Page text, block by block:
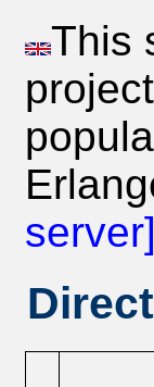
This
server]